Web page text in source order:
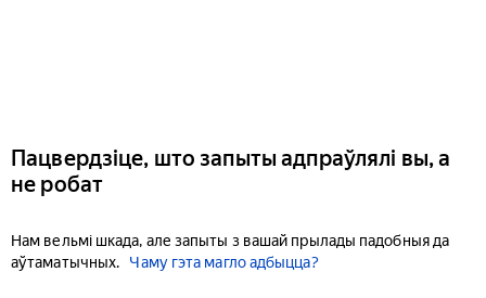
Пацвердзіце, што запыты адпраўлялі вы, а
не робат
Нам вельмі шкада, але запыты з вашай прылады падобныя да
аўтаматычных.
Чаму гэта магло адбыцца?